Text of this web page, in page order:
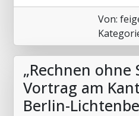
Von:
„Rechnen ohne
Vortrag am
Berlin-